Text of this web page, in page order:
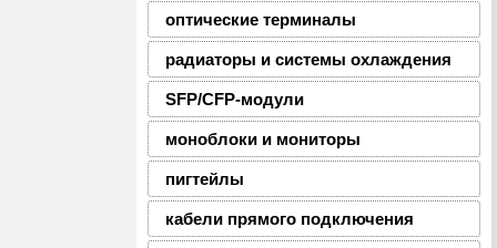
оптические терминалы
радиаторы и системы охлаждения
SFP/CFP-модули
моноблоки и мониторы
пигтейлы
кабели прямого подключения